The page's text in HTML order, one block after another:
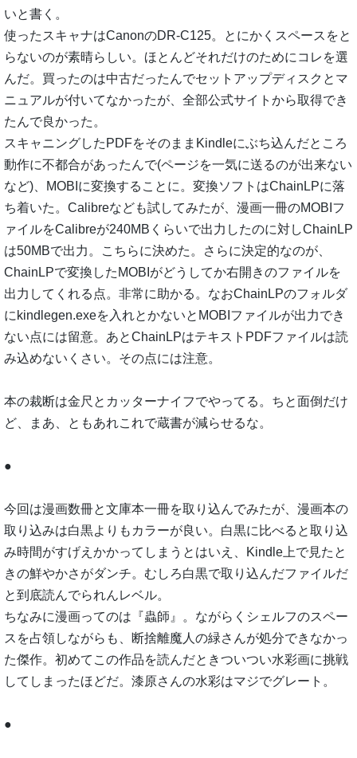
いと書く。
使ったスキャナはCanonのDR-C125。とにかくスペースをと
らないのが素晴らしい。ほとんどそれだけのためにコレを選
んだ。買ったのは中古だったんでセットアップディスクとマ
ニュアルが付いてなかったが、全部公式サイトから取得でき
たんで良かった。
スキャニングしたPDFをそのままKindleにぶち込んだところ
動作に不都合があったんで(ページを一気に送るのが出来ない
など)、MOBIに変換することに。変換ソフトはChainLPに落
ち着いた。Calibreなども試してみたが、漫画一冊のMOBIフ
ァイルをCalibreが240MBくらいで出力したのに対しChainLP
は50MBで出力。こちらに決めた。さらに決定的なのが、
ChainLPで変換したMOBIがどうしてか右開きのファイルを
出力してくれる点。非常に助かる。なおChainLPのフォルダ
にkindlegen.exeを入れとかないとMOBIファイルが出力でき
ない点には留意。あとChainLPはテキストPDFファイルは読
み込めないくさい。その点には注意。
本の裁断は金尺とカッターナイフでやってる。ちと面倒だけ
ど、まあ、ともあれこれで蔵書が減らせるな。
●
今回は漫画数冊と文庫本一冊を取り込んでみたが、漫画本の
取り込みは白黒よりもカラーが良い。白黒に比べると取り込
み時間がすげえかかってしまうとはいえ、Kindle上で見たと
きの鮮やかさがダンチ。むしろ白黒で取り込んだファイルだ
と到底読んでられんレベル。
ちなみに漫画ってのは『蟲師』。ながらくシェルフのスペー
スを占領しながらも、断捨離魔人の緑さんが処分できなかっ
た傑作。初めてこの作品を読んだときついつい水彩画に挑戦
してしまったほどだ。漆原さんの水彩はマジでグレート。
●